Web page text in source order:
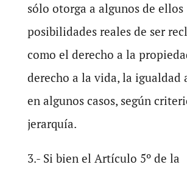
sólo otorga a algunos de ellos
posibilidades reales de ser
como el derecho a la
derecho a la vida, la igualdad
en algunos casos, según
jerarquía.
3.- Si bien el Artículo 5º de la